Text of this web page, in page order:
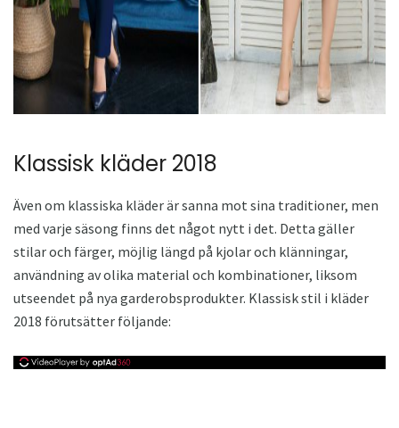
Klassisk kläder 2018
Även om klassiska kläder är sanna mot sina traditioner, men
med varje säsong finns det något nytt i det. Detta gäller
stilar och färger, möjlig längd på kjolar och klänningar,
användning av olika material och kombinationer, liksom
utseendet på nya garderobsprodukter. Klassisk stil i kläder
2018 förutsätter följande: